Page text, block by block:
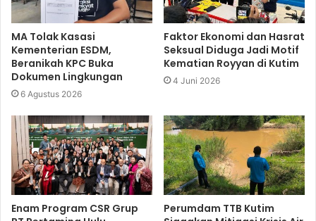
MA Tolak Kasasi
Kementerian ESDM,
Beranikah KPC Buka
Dokumen Lingkungan
6 Agustus 2026
Faktor Ekonomi dan Hasrat
Seksual Diduga Jadi Motif
Kematian Royyan di Kutim
4 Juni 2026
Enam Program CSR Grup
Perumdam TTB Kutim